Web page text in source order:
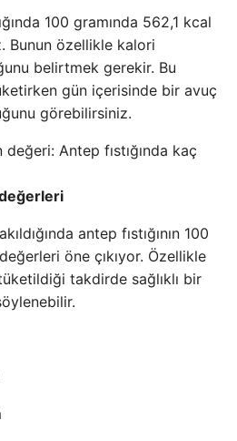
100 gramında 562,1 kcal
Bunun özellikle kalori
belirtmek gerekir. Bu
gün içerisinde bir avuç
görebilirsiniz.
değerleri
antep fıstığının 100
öne çıkıyor. Özellikle
takdirde sağlıklı bir